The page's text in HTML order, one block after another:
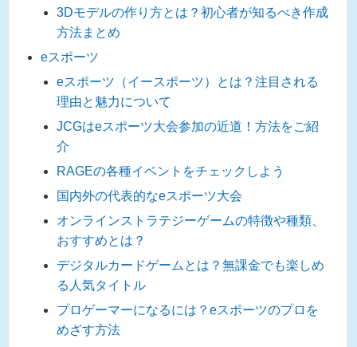
3Dモデルの作り方とは？初心者が知るべき作成
方法まとめ
eスポーツ
eスポーツ（イースポーツ）とは？注目される
理由と魅力について
JCGはeスポーツ大会参加の近道！方法をご紹
介
RAGEの各種イベントをチェックしよう
国内外の代表的なeスポーツ大会
オンラインストラテジーゲームの特徴や種類、
おすすめとは？
デジタルカードゲームとは？無課金でも楽しめ
る人気タイトル
プロゲーマーになるには？eスポーツのプロを
めざす方法